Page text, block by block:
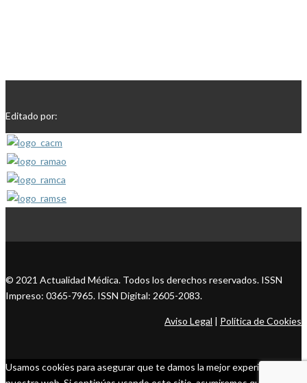
Editado por:
© 2021 Actualidad Médica. Todos los derechos reservados. ISSN
Impreso: 0365-7965. ISSN Digital: 2605-2083.
Aviso Legal | Política de Cookies
Usamos cookies para asegurar que te damos la mejor experiencia en